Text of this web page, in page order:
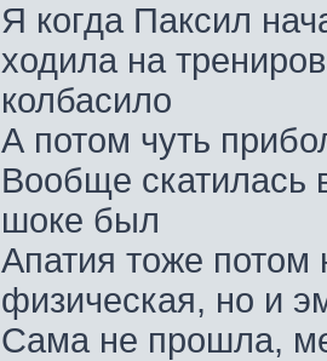
Я когда Паксил
ходила на
колбасило
А потом чуть
Вообще скатилась
шоке был
Апатия тоже потом
физическая, но и
Сама не прошла,